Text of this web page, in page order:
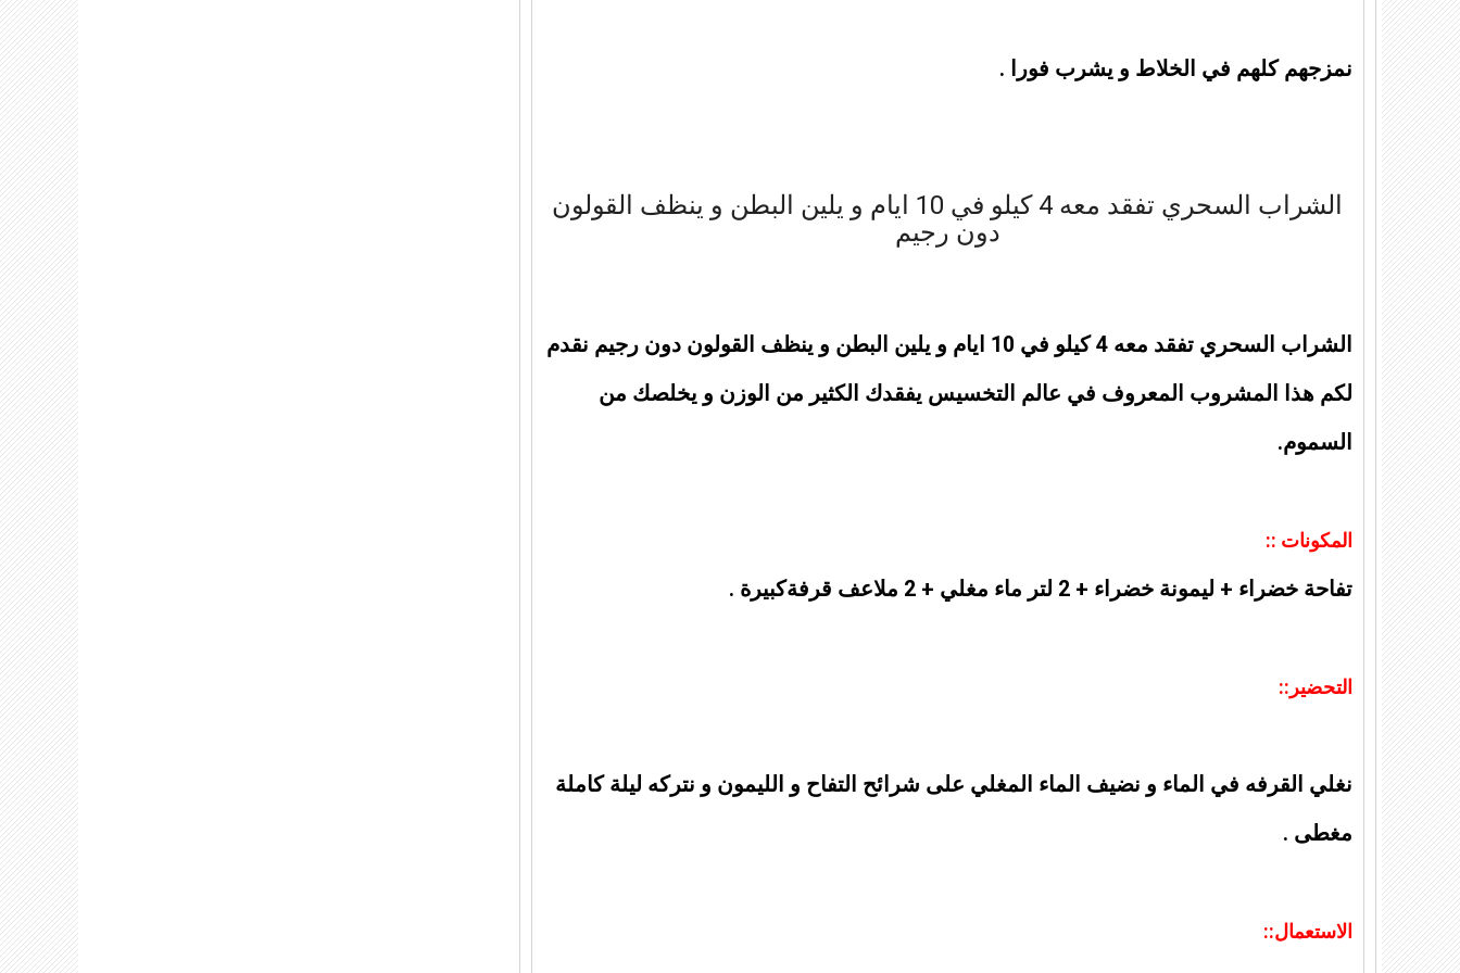
نمزجهم كلهم في الخلاط و يشرب فورا .
الشراب السحري تفقد معه 4 كيلو في 10 ايام و يلين البطن و ينظف القولون
دون رجيم
الشراب السحري تفقد معه 4 كيلو في 10 ايام و يلين البطن و ينظف القولون دون رجيم نقدم
لكم هذا المشروب المعروف في عالم التخسيس يفقدك الكثير من الوزن و يخلصك من
السموم.
المكونات ::
تفاحة خضراء + ليمونة خضراء + 2 لتر ماء مغلي + 2 ملاعف قرفةكبيرة .
التحضير::
نغلي القرفه في الماء و نضيف الماء المغلي على شرائح التفاح و الليمون و نتركه ليلة كاملة
مغطى .
الاستعمال::